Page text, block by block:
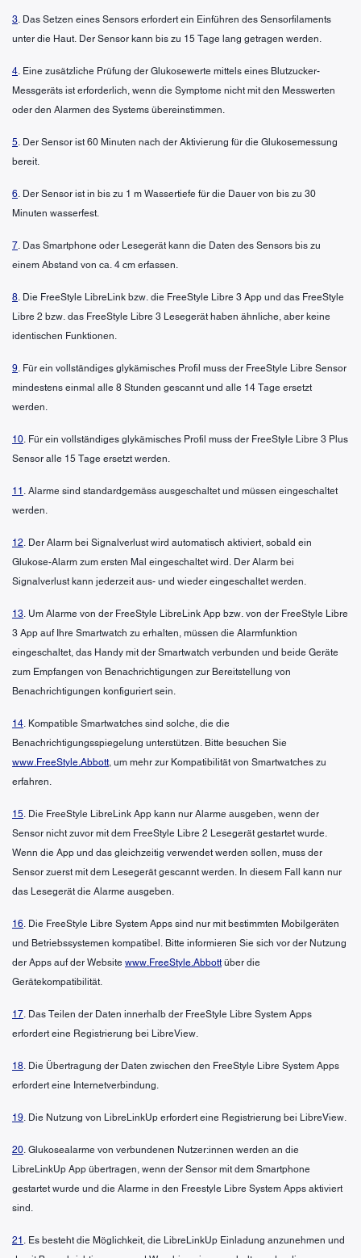
3. Das Setzen eines Sensors erfordert ein Einführen des Sensorfilaments
unter die Haut. Der Sensor kann bis zu 15 Tage lang getragen werden.
4. Eine zusätzliche Prüfung der Glukosewerte mittels eines Blutzucker-
Messgeräts ist erforderlich, wenn die Symptome nicht mit den Messwerten
oder den Alarmen des Systems übereinstimmen.
5. Der Sensor ist 60 Minuten nach der Aktivierung für die Glukosemessung
bereit.
6. Der Sensor ist in bis zu 1 m Wassertiefe für die Dauer von bis zu 30
Minuten wasserfest.
7. Das Smartphone oder Lesegerät kann die Daten des Sensors bis zu
einem Abstand von ca. 4 cm erfassen.
8. Die FreeStyle LibreLink bzw. die FreeStyle Libre 3 App und das FreeStyle
Libre 2 bzw. das FreeStyle Libre 3 Lesegerät haben ähnliche, aber keine
identischen Funktionen.
9. Für ein vollständiges glykämisches Profil muss der FreeStyle Libre Sensor
mindestens einmal alle 8 Stunden gescannt und alle 14 Tage ersetzt
werden.
10. Für ein vollständiges glykämisches Profil muss der FreeStyle Libre 3 Plus
Sensor alle 15 Tage ersetzt werden.
11 . Alarme sind standardgemäss ausgeschaltet und müssen eingeschaltet
werden.
12. Der Alarm bei Signalverlust wird automatisch aktiviert, sobald ein
Glukose-Alarm zum ersten Mal eingeschaltet wird. Der Alarm bei
Signalverlust kann jederzeit aus- und wieder eingeschaltet werden.
13. Um Alarme von der FreeStyle LibreLink App bzw. von der FreeStyle Libre
3 App auf Ihre Smartwatch zu erhalten, müssen die Alarmfunktion
eingeschaltet, das Handy mit der Smartwatch verbunden und beide Geräte
zum Empfangen von Benachrichtigungen zur Bereitstellung von
Benachrichtigungen konfiguriert sein.
14. Kompatible Smartwatches sind solche, die die
Benachrichtigungsspiegelung unterstützen. Bitte besuchen Sie
www.FreeStyle.Abbott, um mehr zur Kompatibilität von Smartwatches zu
erfahren.
15. Die FreeStyle LibreLink App kann nur Alarme ausgeben, wenn der
Sensor nicht zuvor mit dem FreeStyle Libre 2 Lesegerät gestartet wurde.
Wenn die App und das gleichzeitig verwendet werden sollen, muss der
Sensor zuerst mit dem Lesegerät gescannt werden. In diesem Fall kann nur
das Lesegerät die Alarme ausgeben.
16. Die FreeStyle Libre System Apps sind nur mit bestimmten Mobilgeräten
und Betriebssystemen kompatibel. Bitte informieren Sie sich vor der Nutzung
der Apps auf der Website www.FreeStyle.Abbott über die
Gerätekompatibilität.
17. Das Teilen der Daten innerhalb der FreeStyle Libre System Apps
erfordert eine Registrierung bei LibreView.
18. Die Übertragung der Daten zwischen den FreeStyle Libre System Apps
erfordert eine Internetverbindung.
19. Die Nutzung von LibreLinkUp erfordert eine Registrierung bei LibreView.
20. Glukosealarme von verbundenen Nutzer:innen werden an die
LibreLinkUp App übertragen, wenn der Sensor mit dem Smartphone
gestartet wurde und die Alarme in den Freestyle Libre System Apps aktiviert
sind.
21 . Es besteht die Möglichkeit, die LibreLinkUp Einladung anzunehmen und